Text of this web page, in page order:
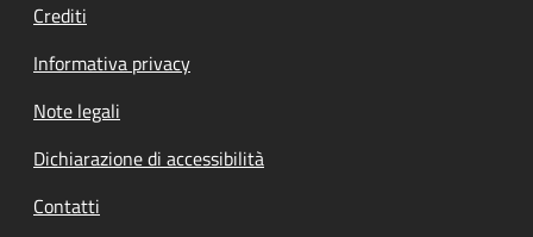
Crediti
Informativa privacy
Note legali
Dichiarazione di accessibilità
Contatti